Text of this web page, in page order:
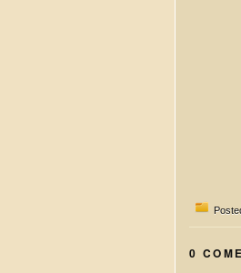
0